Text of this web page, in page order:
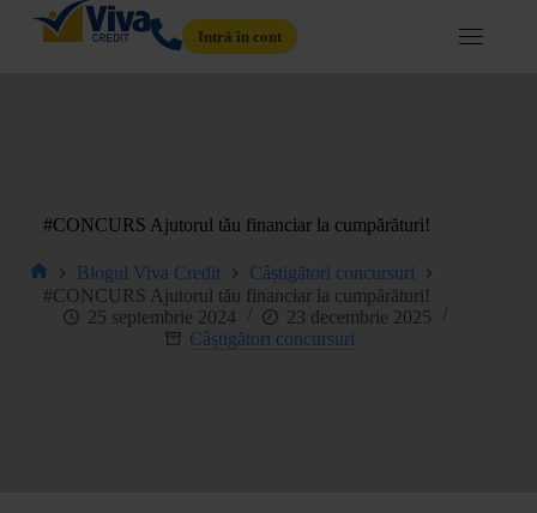
Intră în cont
#CONCURS Ajutorul tău financiar la cumpărături!
Blogul Viva Credit
Câștigători concursuri
#CONCURS Ajutorul tău financiar la cumpărături!
25 septembrie 2024
23 decembrie 2025
Câștigători concursuri